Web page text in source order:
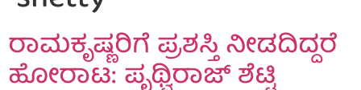
ರಾಮಕೃಷ್ಣರಿಗೆ ಪ್ರಶಸ್ತಿ ನೀಡದಿದ್ದರೆ
ಹೋರಾಟ: ಪೃಥ್ವಿರಾಜ್ ಶೆಟ್ಟಿ